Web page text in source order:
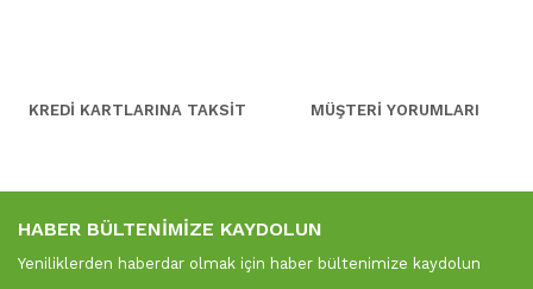
KREDİ KARTLARINA TAKSİT MÜŞTERİ YORUMLARI
HABER BÜLTENİMİZE KAYDOLUN
Yeniliklerden haberdar olmak için haber bültenimize kaydolun